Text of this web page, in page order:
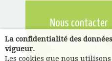
Nous contacter
Priméal, marque du
La confidentialité des
vigueur.
Les cookies que nous